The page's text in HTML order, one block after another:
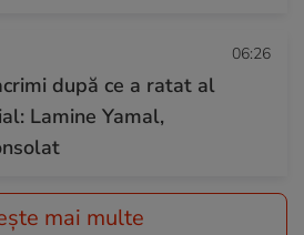
06:26
după ce a ratat al
Lamine Yamal,
mai multe